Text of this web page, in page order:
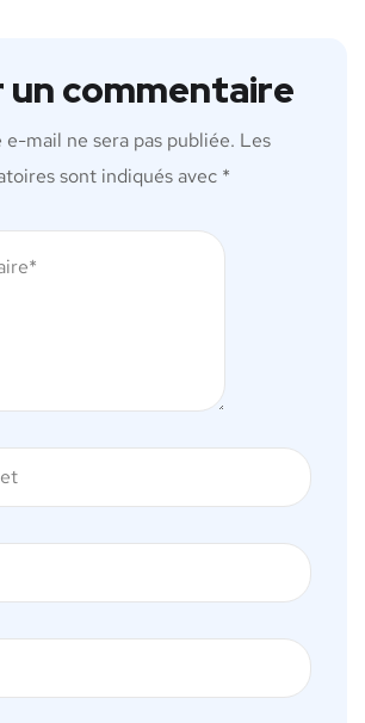
commentaire
e-mail ne sera pas publiée. Les
sont indiqués avec *